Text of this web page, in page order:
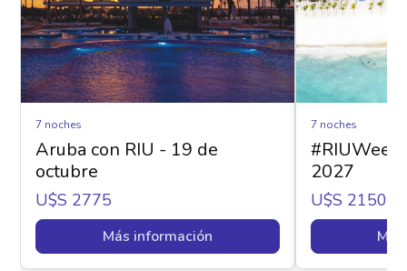
7 noches
Aruba con RIU - 19 de
octubre
U$s 2775
Más información
7 noches
#RIUWeek
2027
U$s 2150